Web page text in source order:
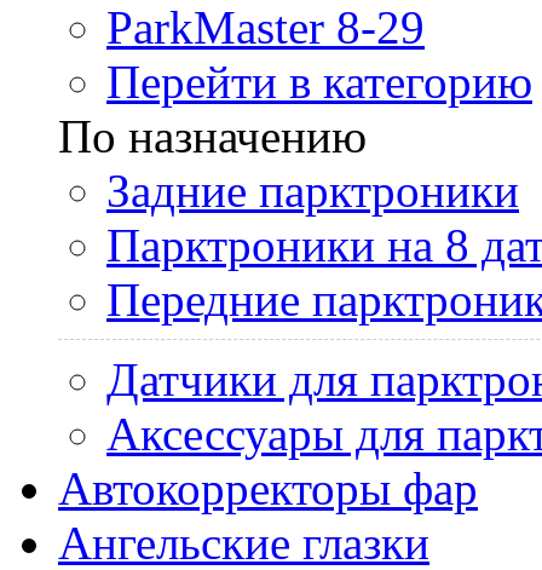
ParkMaster 8-29
Перейти в категорию
По назначению
Задние парктроники
Парктроники на 8
Передние
Датчики для
Аксессуары для
Автокорректоры фар
Ангельские глазки